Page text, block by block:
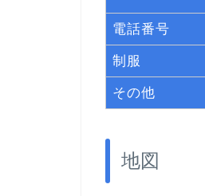
電話番号
制服
その他
地図